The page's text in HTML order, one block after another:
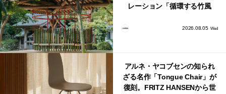
レーション「循環する竹風
2026.08.05 Wed
アルネ・ヤコブセンの知られ
ざる名作「Tongue Chair」が
復刻。FRITZ HANSENから世